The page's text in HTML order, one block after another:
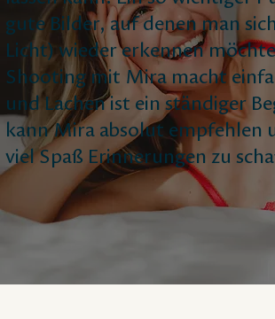
gute Bilder, auf denen man
Licht) wieder erkennen
Shooting mit Mira macht
und Lachen ist ein ständiger
kann Mira absolut empfehlen
viel Spaß Erinnerungen zu